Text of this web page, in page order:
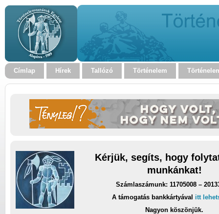
Címlap Hírek Tallózó Történelem
Kérjük, segíts, hogy
munkánkat!
Számlaszámunk: 11705008 –
A támogatás bankkártyával itt
Nagyon köszönjük.